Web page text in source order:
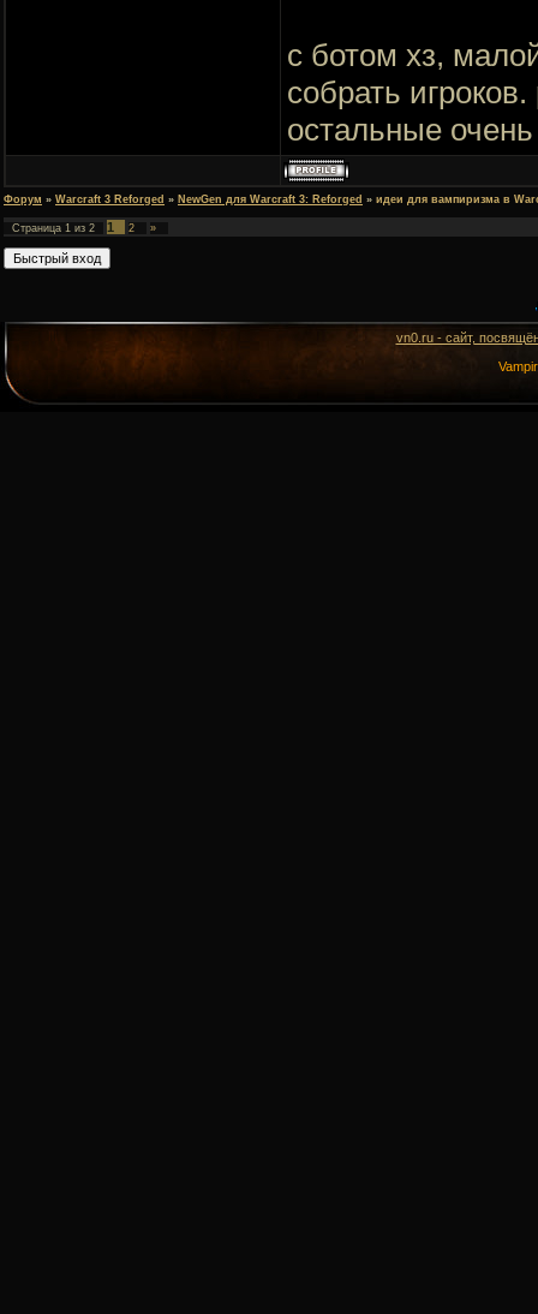
с ботом хз,
собрать
остальные
Форум » Warcraft 3 Reforged » NewGen для Warcraft 3: Reforged » идеи для вампиризма в
Страница 1 из 2 1 2 »
vn0.ru - сайт,